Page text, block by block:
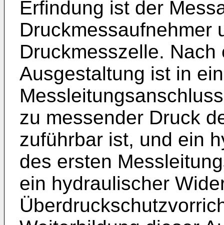
Erfindung ist der
Druckmessaufnehmer
Druckmesszelle.
Ausgestaltung ist in
zu messender Druck
zuführbar ist, und ein
des ersten
ein hydraulischer